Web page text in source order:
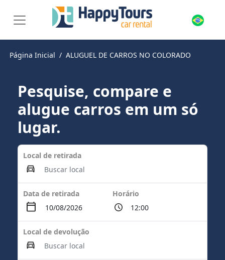
Página Inicial ALUGUEL DE CARROS NO COLORADO
Pesquise, compare e
alugue carros em um só
lugar.
Local de retirada
Data de retirada Horário
Local de devolução